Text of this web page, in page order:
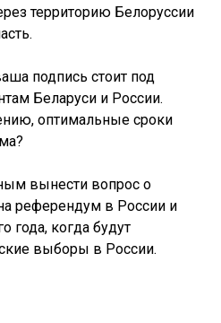
территорию Белоруссии
подпись стоит под
Беларуси и России.
оптимальные сроки
вынести вопрос о
референдум в России и
года, когда будут
выборы в России.